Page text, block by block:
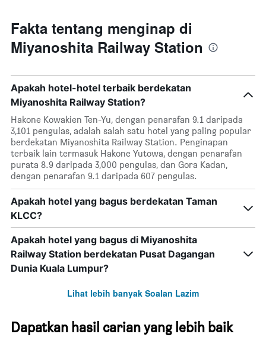
Fakta tentang menginap di
Miyanoshita Railway Station
Apakah hotel-hotel terbaik berdekatan
Miyanoshita Railway Station?
Hakone Kowakien Ten-Yu, dengan penarafan 9.1 daripada
3,101 pengulas, adalah salah satu hotel yang paling popular
berdekatan Miyanoshita Railway Station. Penginapan
terbaik lain termasuk Hakone Yutowa, dengan penarafan
purata 8.9 daripada 3,000 pengulas, dan Gora Kadan,
dengan penarafan 9.1 daripada 607 pengulas.
Apakah hotel yang bagus berdekatan Taman
KLCC?
Apakah hotel yang bagus di Miyanoshita
Railway Station berdekatan Pusat Dagangan
Dunia Kuala Lumpur?
Lihat lebih banyak Soalan Lazim
Dapatkan hasil carian yang lebih baik